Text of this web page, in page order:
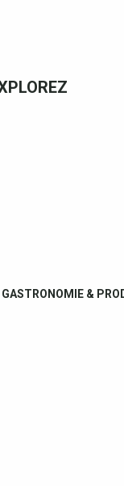
GASTRONOMIE &
Le Boulou